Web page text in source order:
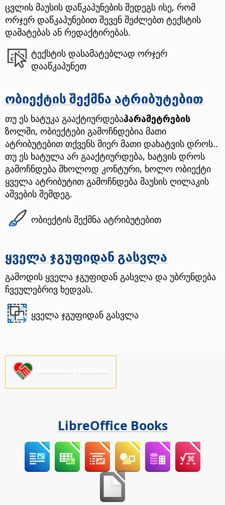
ცვლის მაუსის დაწკაპუნების შედეგს ისე, რომ
ორჯერ დაწკაპუნებით შევენ შეძლებთ ტექსტის
დამატებას ან რედაქტირებას.
ტექსტის დასამატებლად ორჯერ
დააწკაპუნეთ
ობიექტის შექმნა ატრიბუტებით
თუ ეს ხატუკა გააქტიურდებაპარამეტრების
ზოლში, ობიექტები გამოჩნდებია მათი
ატრიბუტებით თქვენს მიერ მათი დახატვის დროს..
თუ ეს ხატულა არ გააქტიურდება, ხატვის დროს
გამოჩნდება მხოლოდ კონტური, ხოლო ობიექტი
ყველა ატრიბუტით გამოჩნდება მაუსის ღილაკის
აშვების შემდეგ.
ობიექტის შექმნა ატრიბუტებით
ყველა ჯგუფიდან გასვლა
გამოდის ყველა ჯგუფიდან გასვლა და უბრუნდება
ჩვეულებრივ ხედვას.
ყველა ჯგუფიდან გასვლა
LibreOffice Books